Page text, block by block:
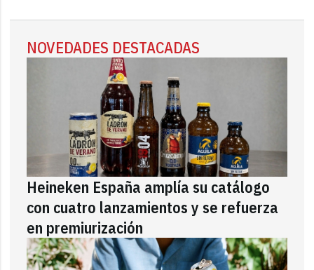
NOVEDADES DESTACADAS
Heineken España amplía su catálogo
con cuatro lanzamientos y se refuerza
en premiurización